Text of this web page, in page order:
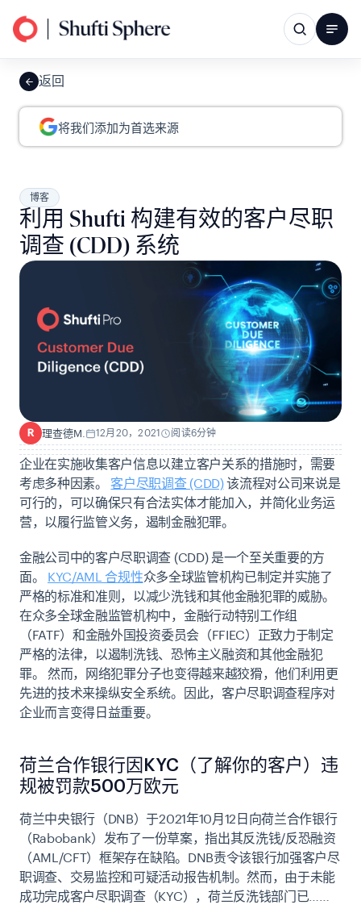
返回
将我们添加为首选来源
博客
利用 Shufti 构建有效的客户尽职
调查 (CDD) 系统
R 理查德M. 12月20，2021 阅读6分钟
企业在实施收集客户信息以建立客户关系的措施时，需要
考虑多种因素。 客户尽职调查 (CDD)该流程对公司来说是
可行的，可以确保只有合法实体才能加入，并简化业务运
营，以履行监管义务，遏制金融犯罪。
金融公司中的客户尽职调查 (CDD) 是一个至关重要的方
面。
KYC/AML 合规性众多全球监管机构已制定并实施了
严格的标准和准则，以减少洗钱和其他金融犯罪的威胁。
在众多全球金融监管机构中，金融行动特别工作组
（FATF）和金融外国投资委员会（FFIEC）正致力于制定
严格的法律，以遏制洗钱、恐怖主义融资和其他金融犯
罪。
然而，网络犯罪分子也变得越来越狡猾，他们利用更
先进的技术来操纵安全系统。因此，客户尽职调查程序对
企业而言变得日益重要。
荷兰合作银行因KYC（了解你的客户）违
规被罚款500万欧元
荷兰中央银行（DNB）于2021年10月12日向荷兰合作银行
（Rabobank）发布了一份草案，指出其反洗钱/反恐融资
（AML/CFT）框架存在缺陷。DNB责令该银行加强客户尽
职调查、交易监控和可疑活动报告机制。然而，由于未能
成功完成客户尽职调查（KYC），荷兰反洗钱部门已……